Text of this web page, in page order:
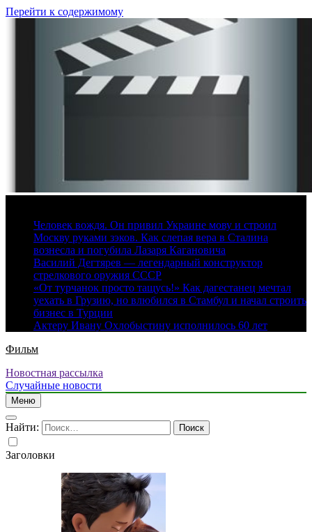
Перейти к содержимому
Человек вождя. Он привил Украине мову и строил
Москву руками зэков. Как слепая вера в Сталина
вознесла и погубила Лазаря Кагановича
Василий Дегтярев — легендарный конструктор
стрелкового оружия СССР
«От турчанок просто тащусь!» Как дагестанец мечтал
уехать в Грузию, но влюбился в Стамбул и начал строить
бизнес в Турции
Актеру Ивану Охлобыстину исполнилось 60 лет
Фильм
Новостная рассылка
Случайные новости
Меню
Найти:
Заголовки